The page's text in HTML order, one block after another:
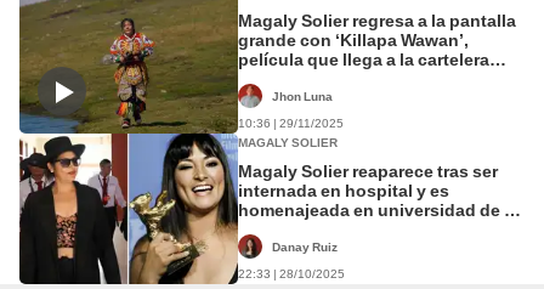
Magaly Solier regresa a la pantalla
grande con ‘Killapa Wawan’,
película que llega a la cartelera
Jhon Luna
10:36 | 29/11/2025
MAGALY SOLIER
Magaly Solier reaparece tras ser
internada en hospital y es
homenajeada en universidad de su
Danay Ruiz
22:33 | 28/10/2025